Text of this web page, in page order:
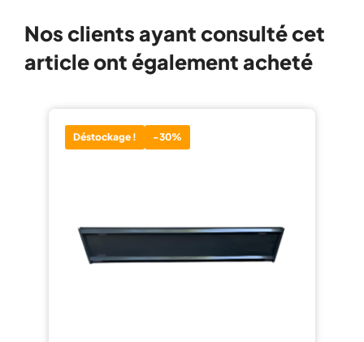
Nos clients ayant consulté cet
article ont également acheté
Déstockage ! -30%